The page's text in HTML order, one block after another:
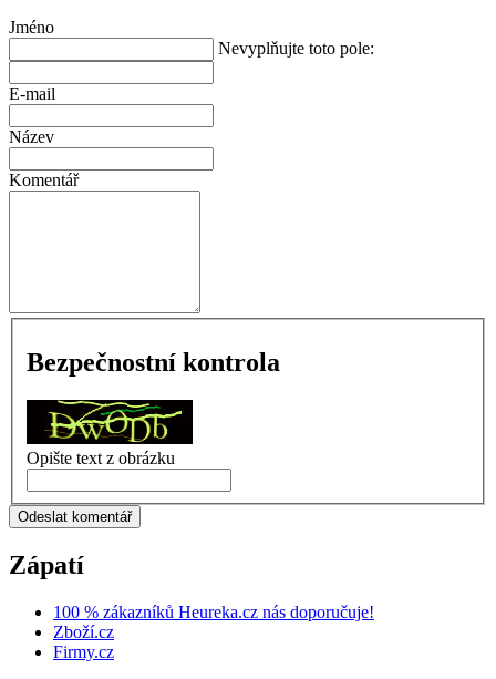
Jméno
Nevyplňujte toto pole:
E-mail
Název
Komentář
Bezpečnostní kontrola
Opište text z obrázku
Odeslat komentář
Zápatí
100 % zákazníků Heureka.cz nás doporučuje!
Zboží.cz
Firmy.cz